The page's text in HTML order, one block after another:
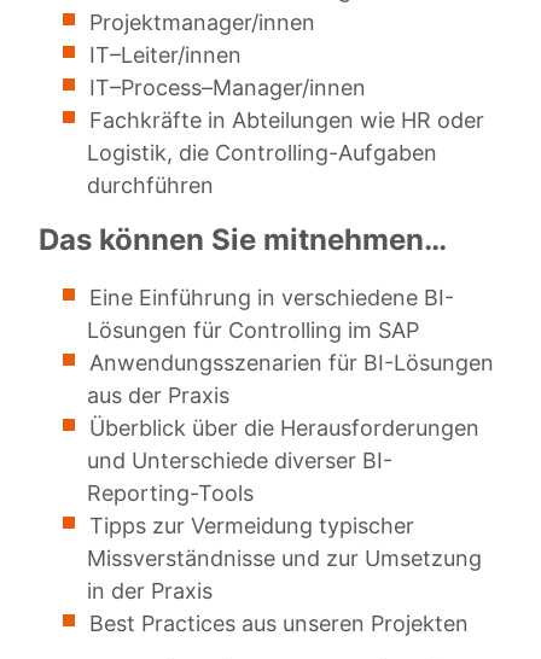
Projektmanager/innen
IT–Leiter/innen
IT–Process–Manager/innen
Fachkräfte in Abteilungen wie HR oder
Logistik, die Controlling-Aufgaben
durchführen
Das können Sie mitnehmen…
Eine Einführung in verschiedene BI-
Lösungen für Controlling im SAP
Anwendungsszenarien für BI-Lösungen
aus der Praxis
Überblick über die Herausforderungen
und Unterschiede diverser BI-
Reporting-Tools
Tipps zur Vermeidung typischer
Missverständnisse und zur Umsetzung
in der Praxis
Best Practices aus unseren Projekten